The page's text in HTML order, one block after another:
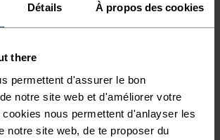
Détails À propos des cookies
there
permettent d'assurer le bon
notre site web et d'améliorer votre
nous permettent d'anlayser les
notre site web, de te proposer du